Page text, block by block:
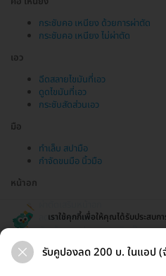
กระชับคอ เหนียง ด้วยการผ่าตัด
กระชับคอ เหนียง ไม่ผ่าตัด
เอว
ฉีดสลายไขมันที่เอว
ดูดไขมันที่เอว
กระชับสัดส่วนเอว
มือ
ทำเล็บ สปามือ
กำจัดขนมือ นิ้วมือ
หน้าอก
ลดขนาดหน้าอก
ตัดเต้านม แปลงเพศหญิงเป็นชาย
ขนที่ลับ
เราใช้คุกกี้เพื่อให้คุณได้รับประสบ
รับคูปองลด 200 บ. ในแอป (